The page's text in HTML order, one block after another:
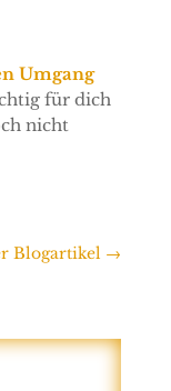
Umgang
für dich
nicht
Blogartikel →